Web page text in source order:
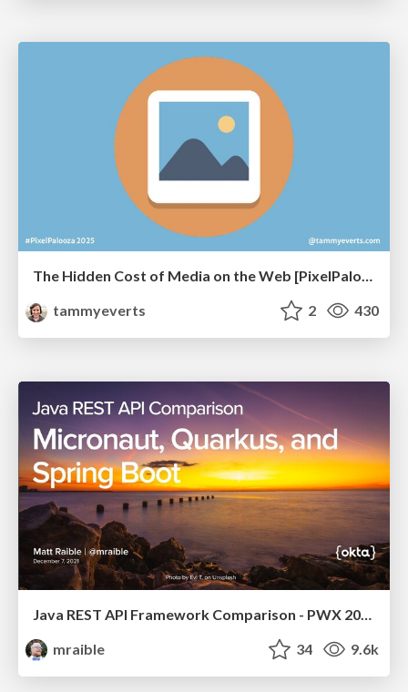
The Hidden Cost of Media on the Web [PixelPalooza 2025]
tammyeverts
2 430
Java REST API Framework Comparison - PWX 2021
mraible
34 9.6k